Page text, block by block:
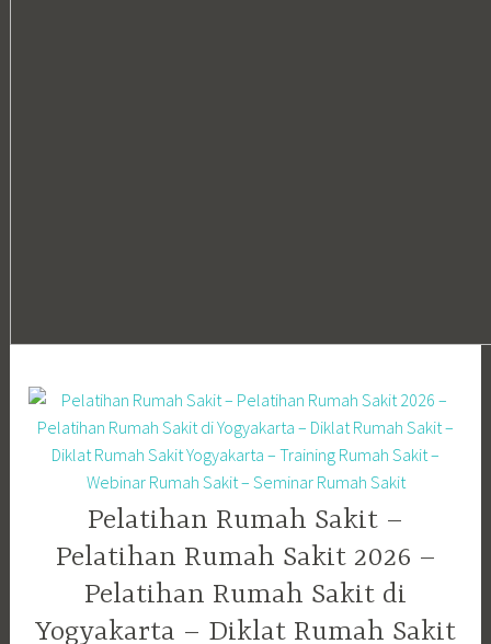
Pelatihan Rumah Sakit –
Pelatihan Rumah Sakit 2026 –
Pelatihan Rumah Sakit di
Yogyakarta – Diklat Rumah Sakit